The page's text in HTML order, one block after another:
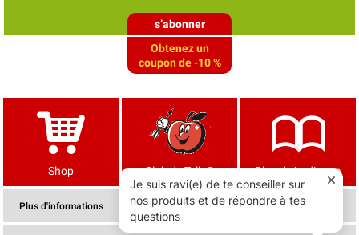
s’abonner
Obtenez un
coupon de -10 %
Shop Club de Tells® Blog de jardinage
Plus d'informations